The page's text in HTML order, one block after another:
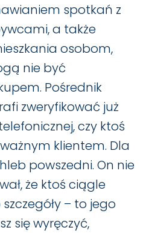
spotkań z
a także
osobom,
nie być
Pośrednik
zweryfikować już
czy ktoś
klientem. Dla
powszedni. On nie
że ktoś ciągle
– to jego
się wyręczyć,